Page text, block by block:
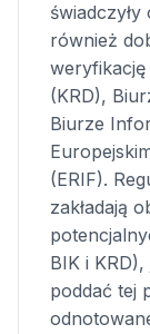
również
weryfikację
(KRD),
Biurze
(ERIF).
zakładają
BIK i
poddać tej